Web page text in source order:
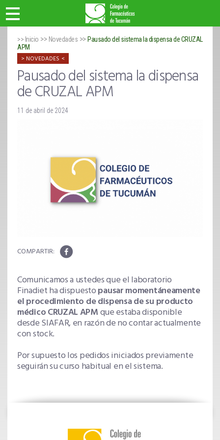
>> Inicio >> Novedades >> Pausado del sistema la dispensa de CRUZAL
APM
NOVEDADES
Pausado del sistema la dispensa
de CRUZAL APM
11 de abril de 2024
Comunicamos a ustedes que el laboratorio
Finadiet ha dispuestopausar momentáneamente
el procedimiento de dispensa de su producto
médico CRUZAL APMque estaba disponible
desde SIAFAR, en razón de no contar actualmente
con stock.
Por supuesto los pedidos iniciados previamente
seguirán su curso habitual en el sistema.